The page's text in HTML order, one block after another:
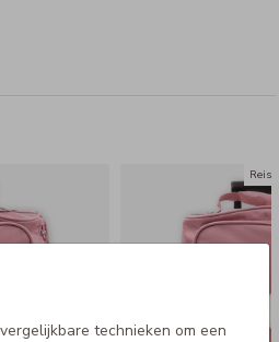
technieken om een
met rits
door stevige knoppen
wielen
in vliegtuigen